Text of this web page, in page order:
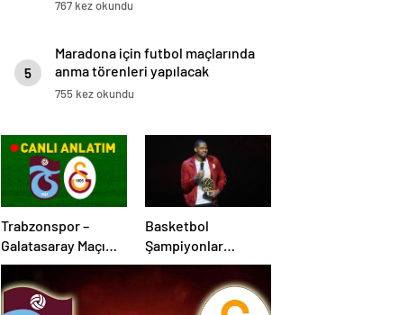
767 kez okundu
5
Maradona için futbol maçlarında
anma törenleri yapılacak
755 kez okundu
Trabzonspor –
Galatasaray Maçı
Canlı Anlatım |
Trabzonspor –
Galatasaray Bein
Basketbol
Şampiyonlar
Ligi’nde sezonun en
iyilerine ödülleri